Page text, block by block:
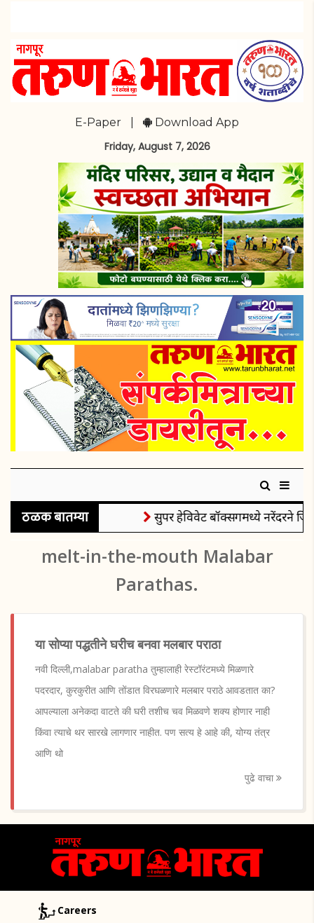
E-Paper Download App
Friday, August 7, 2026
ठळक बातम्या सुपर हेविवेट बॉक्सिंगमध्ये नरेंदरने
melt-in-the-mouth Malabar
Parathas.
या सोप्या पद्धतीने घरीच बनवा मलबार पराठा
नवी दिल्ली,malabar paratha तुम्हालाही रेस्टॉरंटमध्ये मिळणारे
पदरदार, कुरकुरीत आणि तोंडात विरघळणारे मलबार पराठे आवडतात का?
आपल्याला अनेकदा वाटते की घरी तशीच चव मिळवणे शक्य होणार नाही
किंवा त्याचे थर सारखे लागणार नाहीत. पण सत्य हे आहे की, योग्य तंत्र
आणि थो
पुढे वाचा
Careers